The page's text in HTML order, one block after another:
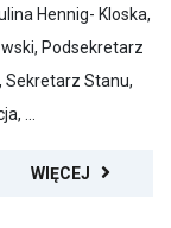
Hennig- Kloska,
Podsekretarz
Sekretarz Stanu,
...
WIĘCEJ